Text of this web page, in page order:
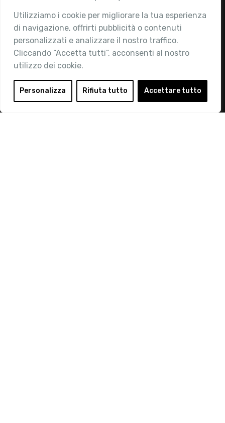
Utilizziamo i cookie per migliorare la tua esperienza
di navigazione, offrirti pubblicità o contenuti
personalizzati e analizzare il nostro traffico.
Cliccando “Accetta tutti”, acconsenti al nostro
utilizzo dei cookie.
Personalizza Rifiuta tutto Accettare tutto
Chi siamo
Attività
Contatti
Area Riservata
Login
Diventa Socio